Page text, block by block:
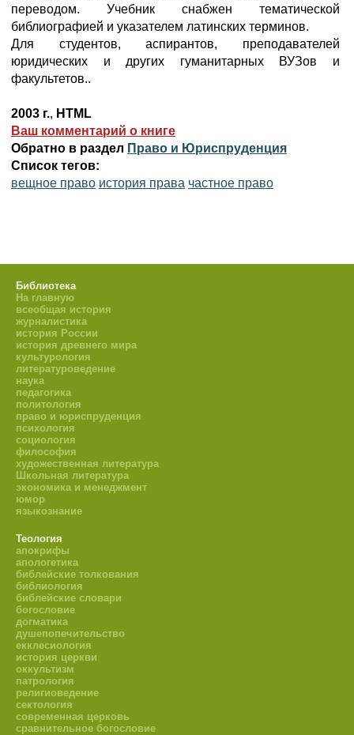
переводом. Учебник снабжен тематической
библиографией и указателем латинских терминов.
Для студентов, аспирантов, преподавателей
юридических и других гуманитарных ВУЗов и
факультетов..
2003 г., HTML
Ваш комментарий о книге
Обратно в раздел Право и Юриспруденция
Список тегов:
вещное право история права частное право
Библиотека
На главную
всеобщая история
журналистика
история России
история древнего мира
культурология
литературоведение
наука
педагогика
политология
право и юриспруденция
психология
социология
философия
художественная литература
Школьная литература
экономика и менеджмент
юмор
языкознание
Теология
апокрифы
апологетика
библейские толкования
библиология
библейские словари
богословие
догматика
душепопечительство
екклесиология
история церкви
оккультизм
патрология
религиоведение
сектология
современная церковь
сравнительное богословие